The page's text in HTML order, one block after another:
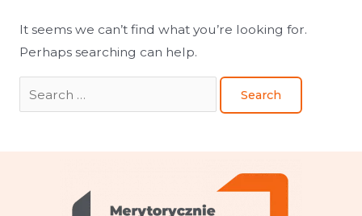
It seems we can’t find what you’re looking for.
Perhaps searching can help.